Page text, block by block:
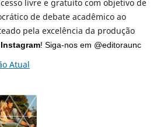
livre e gratuito com objetivo de
de debate acadêmico ao
pela excelência da produção
Instagram! Siga-nos em @editoraunc
Atual